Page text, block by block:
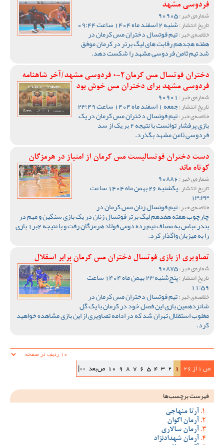
فردوسی مشهد
شماره‌ی خبر :
تاریخ انتشار :شنبه 2 اسفند ماه 1404 ساعت 09:44
خلاصه‌ی خبر :تیم فوتسال دختران مس کرمان در
هفته هجدهم رقابت های لیگ برتر در کرمان موفق
شد تیم ثامن فردوسی مشهد را شکست دهد.
دختران فوتسال مس کرمان2-0 فردوسی مشهد/آخر شاهنامه
فردوسی مشهد برای دختران مس خوش بود
شماره‌ی خبر :
تاریخ انتشار :جمعه 1 اسفند ماه 1404 ساعت 23:49
خلاصه‌ی خبر :تیم فوتسال دختران مس کرمان در یک
بازی پرفشار توانست با نتیجه 2 بر یک از سد
فردوسی ثامن مشهد بگذرد.
دست دختران فوتسالیست مس کرمان از امتیاز در هرمزگان
کوتاه ماند
شماره‌ی خبر :
تاریخ انتشار : یکشنبه 26 بهمن ماه 1404 ساعت
13:33
خلاصه‌ی خبر :تیم فوتسال زنان مس کرمان در
چارچوب هفته هفدهم لیگ برتر فوتسال زنان در یک بازی سنگین و مهم در
بندرعباس به مصاف تیم رده دومی فولاد هرمزگان رفت و با نتیجه 2بر1 بازی
را به میزبان واگذار کرد.
تصاویری از بازی فوتسال دختران مس کرمان برابر اسقلال
شماره‌ی خبر :
تاریخ انتشار : پنج‌شنبه 23 بهمن ماه 1404 ساعت
11:59
خلاصه‌ی خبر :تیم فوتسال دختران مس کرمان در
شانزدهمین بازی این فصل خود در کرمان با یک گل
مغلوب استقلال تهران شد که در ادامه تصاویری از این بازی مشاهده خواهید
کرد.
ص 1 از 26 1
2
3
4
5
6
7
8
9
10 ص‌بعد >>|
فهرست برچسب‌ها
آرتا منهاجی
آرمان اکوان
آرمان سالاری
آرمان شهدادنژاد